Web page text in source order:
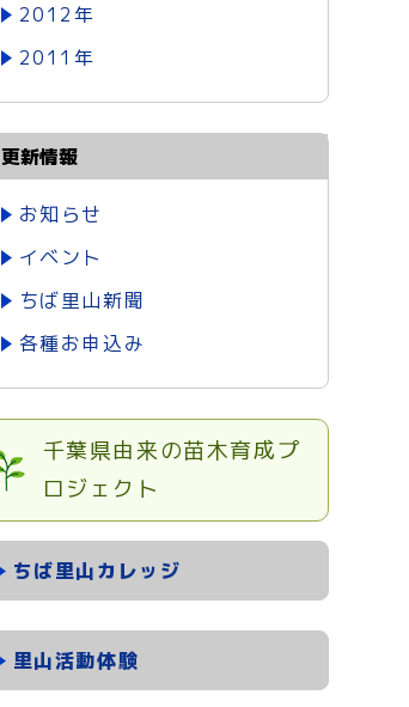
2012年
2011年
更新情報
お知らせ
イベント
ちば里山新聞
各種お申込み
千葉県由来の苗木育成プ
ロジェクト
ちば里山カレッジ
里山活動体験